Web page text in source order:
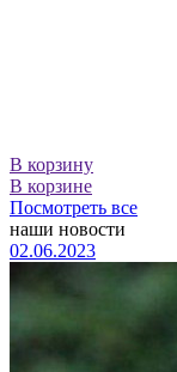
В корзину
В корзине
Посмотреть все
наши новости
02.06.2023